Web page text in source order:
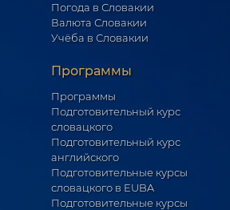
Погода в Словакии
Валюта Словакии
Учёба в Словакии
Программы
Программы
Подготовительный курс
словацкого
Подготовительный курс
английского
Подготовительные курсы
словацкого в EUBA
Подготовительные курсы